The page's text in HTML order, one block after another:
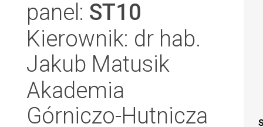
panel: ST10
Kierownik: dr hab.
Jakub Matusik
Akademia
Górniczo-Hutnicza